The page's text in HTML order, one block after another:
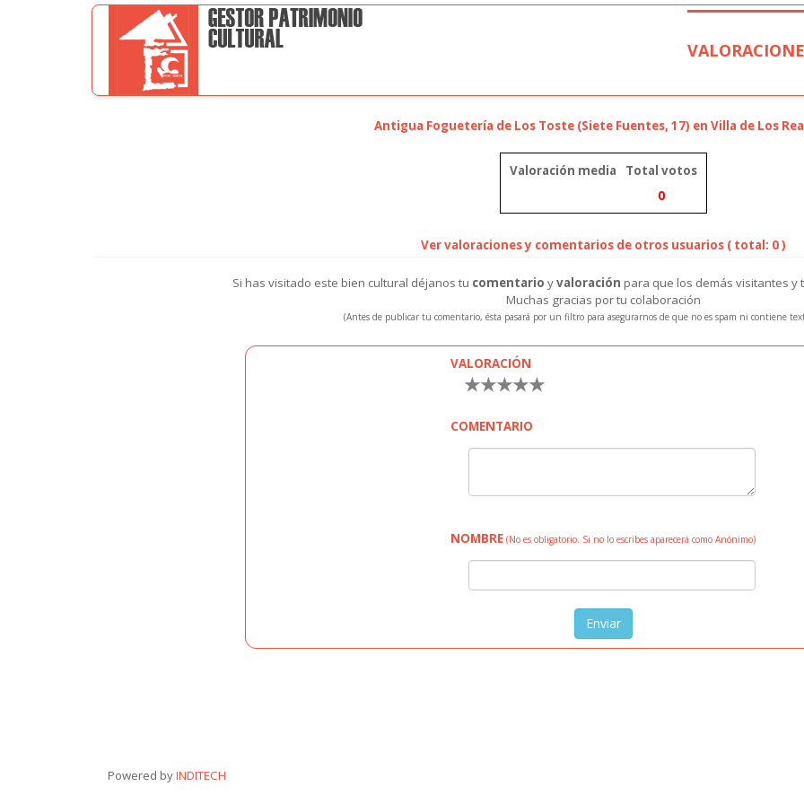
Antigua Foguetería de Los Toste (Siete Fuentes, 17) en Villa de Los
Valoración media
Total votos
0
Ver valoraciones y comentarios de otros usuarios ( total: 0 )
Si has visitado este bien cultural déjanos tu comentario yvaloración para que los demás visitantes
Muchas gracias por tu colaboración
(Antes de publicar tu comentario, ésta pasará por un filtro para asegurarnos de que no es spam ni contiene
VALORACIÓN
★
★
★
★
★
COMENTARIO
NOMBRE (No es obligatorio. Si no lo escribes aparecerá como Anónimo)
Enviar
Powered byINDITECH